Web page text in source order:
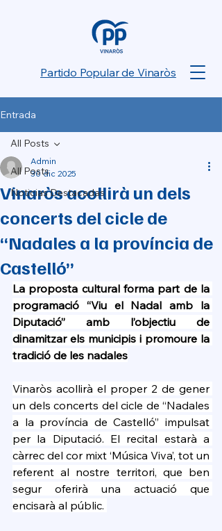
Partido Popular de Vinaròs
Entrada
All Posts
Noticias Destacadas
All Posts
Vinaròs acollirà un dels
concerts del cicle de
“Nadales a la província de
Castelló”
Admin
30 dic 2025
La proposta cultural forma part de la
programació “Viu el Nadal amb la
Diputació” amb l’objectiu de
dinamitzar els municipis i promoure la
tradició de les nadales
Vinaròs acollirà el proper 2 de gener
un dels concerts del cicle de “Nadales
a la província de Castelló” impulsat
per la Diputació. El recital estarà a
càrrec del cor mixt ‘Música Viva’, tot un
referent al nostre territori, que ben
segur oferirà una actuació que
encisarà al públic.